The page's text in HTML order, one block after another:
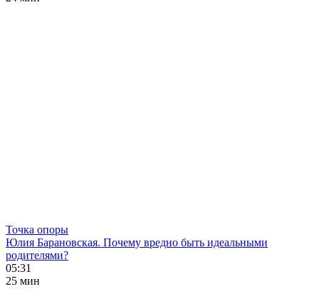
Точка опоры
Юлия Барановская. Почему вредно быть идеальными
родителями?
05:31
25 мин